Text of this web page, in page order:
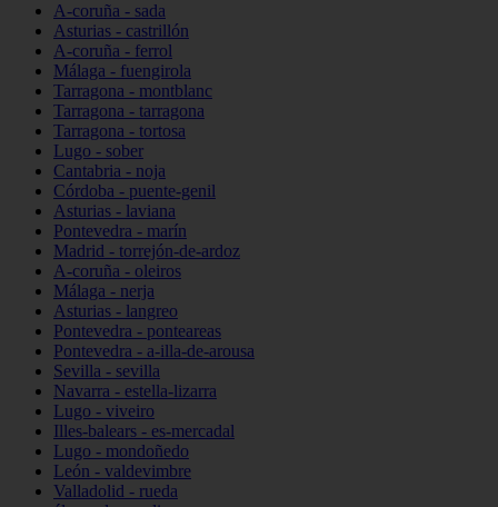
A-coruña - sada
Asturias - castrillón
A-coruña - ferrol
Málaga - fuengirola
Tarragona - montblanc
Tarragona - tarragona
Tarragona - tortosa
Lugo - sober
Cantabria - noja
Córdoba - puente-genil
Asturias - laviana
Pontevedra - marín
Madrid - torrejón-de-ardoz
A-coruña - oleiros
Málaga - nerja
Asturias - langreo
Pontevedra - ponteareas
Pontevedra - a-illa-de-arousa
Sevilla - sevilla
Navarra - estella-lizarra
Lugo - viveiro
Illes-balears - es-mercadal
Lugo - mondoñedo
León - valdevimbre
Valladolid - rueda